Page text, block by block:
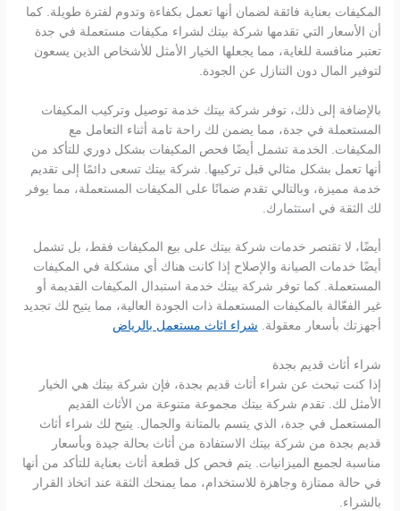
المكيفات بعناية فائقة لضمان أنها تعمل بكفاءة وتدوم لفترة طويلة. كما
أن الأسعار التي تقدمها شركة بيتك لشراء مكيفات مستعملة في جدة
تعتبر منافسة للغاية، مما يجعلها الخيار الأمثل للأشخاص الذين يسعون
لتوفير المال دون التنازل عن الجودة.
بالإضافة إلى ذلك، توفر شركة بيتك خدمة توصيل وتركيب المكيفات
المستعملة في جدة، مما يضمن لك راحة تامة أثناء التعامل مع
المكيفات. الخدمة تشمل أيضًا فحص المكيفات بشكل دوري للتأكد من
أنها تعمل بشكل مثالي قبل تركيبها. شركة بيتك تسعى دائمًا إلى تقديم
خدمة مميزة، وبالتالي تقدم ضمانًا على المكيفات المستعملة، مما يوفر
لك الثقة في استثمارك.
أيضًا، لا تقتصر خدمات شركة بيتك على بيع المكيفات فقط، بل تشمل
أيضًا خدمات الصيانة والإصلاح إذا كانت هناك أي مشكلة في المكيفات
المستعملة. كما توفر شركة بيتك خدمة استبدال المكيفات القديمة أو
غير الفعّالة بالمكيفات المستعملة ذات الجودة العالية، مما يتيح لك تجديد
أجهزتك بأسعار معقولة. شراء اثاث مستعمل بالرياض
شراء أثاث قديم بجدة
إذا كنت تبحث عن شراء أثاث قديم بجدة، فإن شركة بيتك هي الخيار
الأمثل لك. تقدم شركة بيتك مجموعة متنوعة من الأثاث القديم
المستعمل في جدة، الذي يتسم بالمتانة والجمال. يتيح لك شراء أثاث
قديم بجدة من شركة بيتك الاستفادة من أثاث بحالة جيدة وبأسعار
مناسبة لجميع الميزانيات. يتم فحص كل قطعة أثاث بعناية للتأكد من أنها
في حالة ممتازة وجاهزة للاستخدام، مما يمنحك الثقة عند اتخاذ القرار
بالشراء.